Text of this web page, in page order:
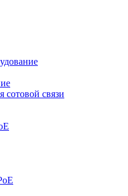
сотовой связи